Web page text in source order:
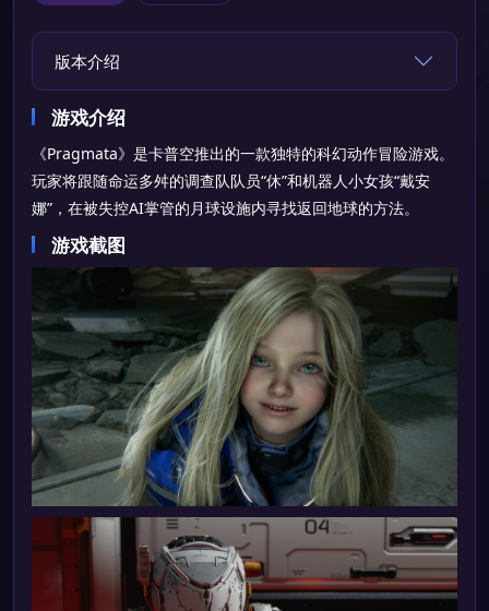
版本介绍
游戏介绍
《Pragmata》是卡普空推出的一款独特的科幻动作冒险游戏。
玩家将跟随命运多舛的调查队队员“休”和机器人小女孩“戴安
娜”，在被失控AI掌管的月球设施内寻找返回地球的方法。
游戏截图